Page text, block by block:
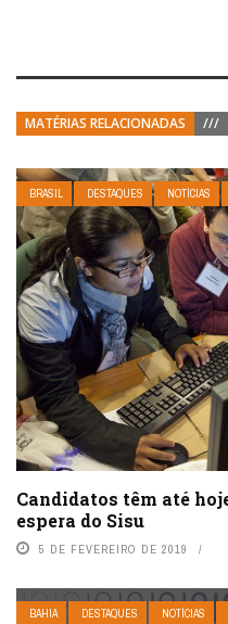
MATÉRIAS RELACIONADAS ///
BRASIL DESTAQUES NOTÍCIAS
Candidatos têm até
espera do Sisu
5 DE FEVEREIRO DE 2019
BAHIA DESTAQUES NOTÍCIAS